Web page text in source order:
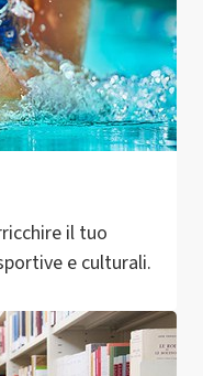
il tuo
e culturali.